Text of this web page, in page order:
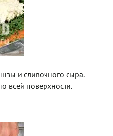
и сливочного сыра.
всей поверхности.